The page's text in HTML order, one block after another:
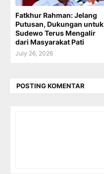
Fatkhur Rahman: Jelang
Putusan, Dukungan untuk
Sudewo Terus Mengalir
dari Masyarakat Pati
July 26, 2026
POSTING KOMENTAR